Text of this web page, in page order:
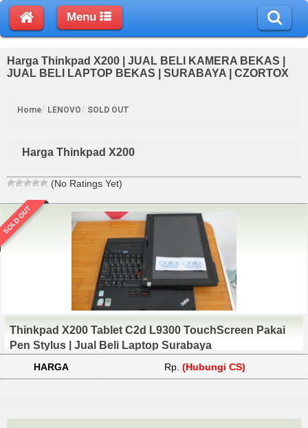
Menu
Harga Thinkpad X200 | JUAL BELI KAMERA BEKAS |
JUAL BELI LAPTOP BEKAS | SURABAYA | CZORTOX
Home LENOVO SOLD OUT
Harga Thinkpad X200
(No Ratings Yet)
SOLD OUT
Thinkpad X200 Tablet C2d L9300 TouchScreen Pakai
Pen Stylus | Jual Beli Laptop Surabaya
HARGA Rp. (Hubungi CS)